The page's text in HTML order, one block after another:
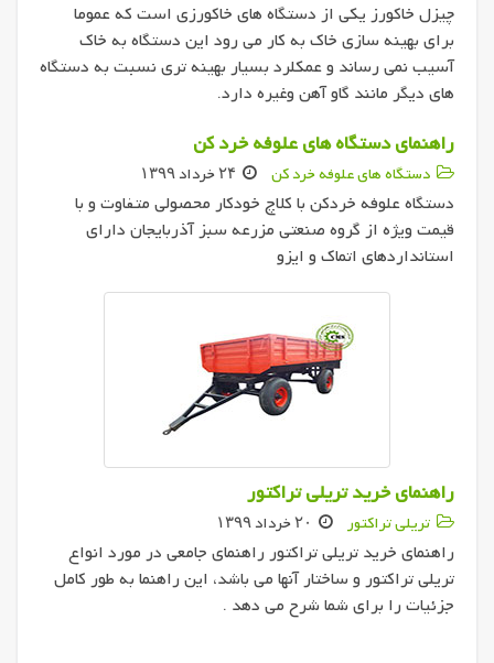
چیزل خاکورز یکی از دستگاه های خاکورزی است که عموما
برای بهینه سازی خاک به کار می رود این دستگاه به خاک
آسیب نمی رساند و عمکلرد بسیار بهینه تری نسبت به دستگاه
های دیگر مانند گاو آهن وغیره دارد.
راهنمای دستگاه های علوفه خرد کن
دستگاه های علوفه خرد کن
دستگاه علوفه خردکن با کلاچ خودکار محصولی متفاوت و با
قیمت ویژه از گروه صنعتی مزرعه سبز آذربایجان دارای
استانداردهای اتماک و ایزو
راهنمای خرید تریلی تراکتور
تریلی تراکتور
راهنمای خرید تریلی تراکتور راهنمای جامعی در مورد انواع
تریلی تراکتور و ساختار آنها می باشد، این راهنما به طور کامل
جزئیات را برای شما شرح می دهد .